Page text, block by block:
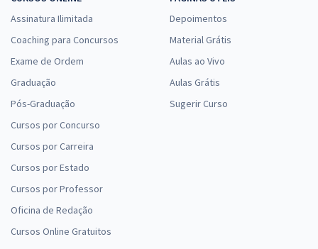
Assinatura Ilimitada
Coaching para Concursos
Exame de Ordem
Graduação
Pós-Graduação
Cursos por Concurso
Cursos por Carreira
Cursos por Estado
Cursos por Professor
Oficina de Redação
Cursos Online Gratuitos
Depoimentos
Material Grátis
Aulas ao Vivo
Aulas Grátis
Sugerir Curso